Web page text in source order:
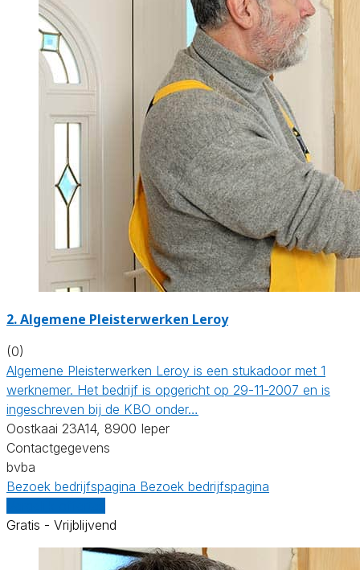
2. Algemene Pleisterwerken Leroy
(0)
Algemene Pleisterwerken Leroy is een stukadoor met 1
werknemer. Het bedrijf is opgericht op 29-11-2007 en is
ingeschreven bij de KBO onder…
Oostkaai 23A14, 8900 Ieper
Contactgegevens
bvba
Bezoek bedrijfspagina Bezoek bedrijfspagina
Gratis - Vrijblijvend